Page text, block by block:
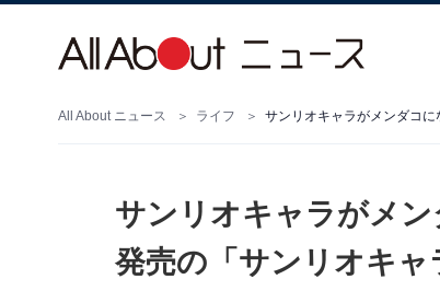
All About ニュース ライフ
サンリオキャラがメ
発売の「サンリオキ